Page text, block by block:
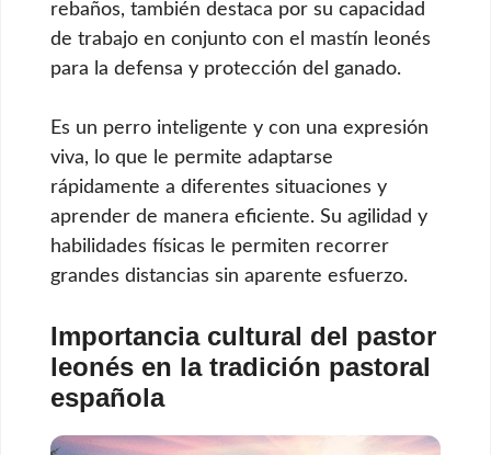
rebaños, también destaca por su capacidad
de trabajo en conjunto con el mastín leonés
para la defensa y protección del ganado.
Es un perro inteligente y con una expresión
viva, lo que le permite adaptarse
rápidamente a diferentes situaciones y
aprender de manera eficiente. Su agilidad y
habilidades físicas le permiten recorrer
grandes distancias sin aparente esfuerzo.
Importancia cultural del pastor
leonés en la tradición pastoral
española